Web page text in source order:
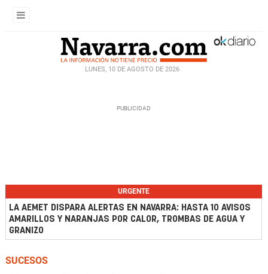
LUNES, 10 DE AGOSTO DE 2026
URGENTE
LA AEMET DISPARA ALERTAS EN NAVARRA: HASTA 10 AVISOS
AMARILLOS Y NARANJAS POR CALOR, TROMBAS DE AGUA Y
GRANIZO
SUCESOS